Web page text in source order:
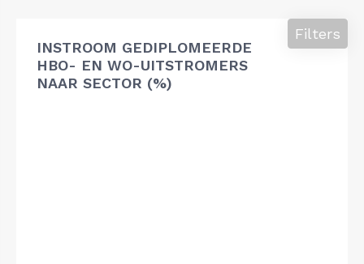
INSTROOM GEDIPLOMEERDE
HBO- EN WO-UITSTROMERS
NAAR SECTOR (%)
Filters